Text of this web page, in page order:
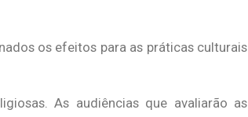
os efeitos para as práticas culturais
As audiências que avaliarão as